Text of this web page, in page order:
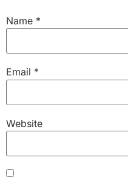
Name *
Email *
Website